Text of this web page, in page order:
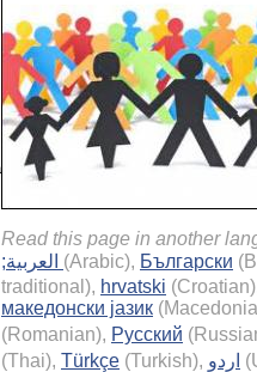
Read this page in another
(Arabic), Български
traditional), hrvatski
македонски јазик
(Romanian), Русский
(Thai), Türkçe (Turkish), اردو